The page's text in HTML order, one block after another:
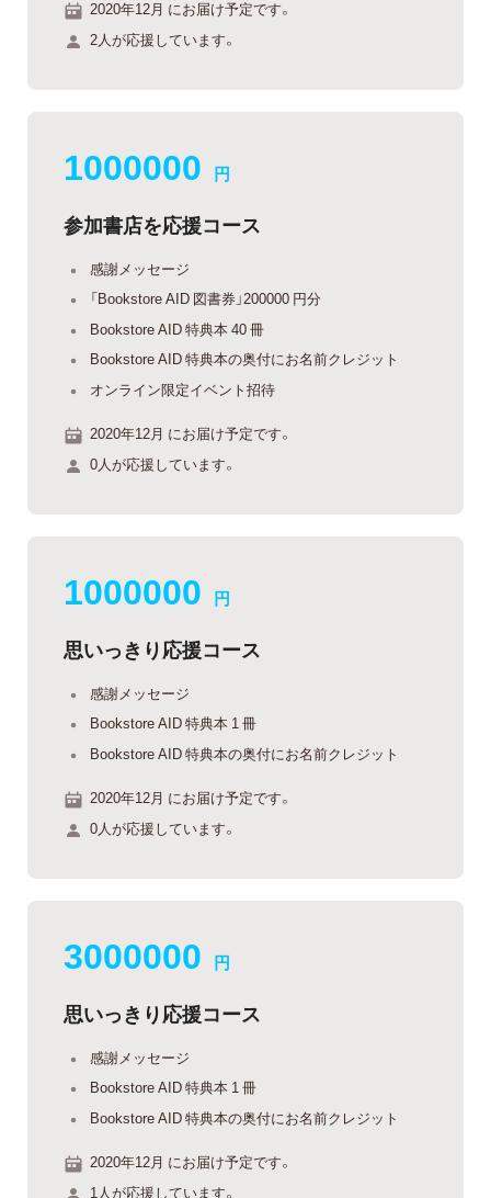
2020年12月 にお届け予定です。
2人が応援しています。
1000000 円
参加書店を応援コース
感謝メッセージ
「Bookstore AID 図書券」200000 円分
Bookstore AID 特典本 40 冊
Bookstore AID 特典本の奥付にお名前クレジット
オンライン限定イベント招待
2020年12月 にお届け予定です。
0人が応援しています。
1000000 円
思いっきり応援コース
感謝メッセージ
Bookstore AID 特典本 1 冊
Bookstore AID 特典本の奥付にお名前クレジット
2020年12月 にお届け予定です。
0人が応援しています。
3000000 円
思いっきり応援コース
感謝メッセージ
Bookstore AID 特典本 1 冊
Bookstore AID 特典本の奥付にお名前クレジット
2020年12月 にお届け予定です。
1人が応援しています。